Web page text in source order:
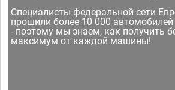
Специалисты федеральной сети
прошили более 10 000
- поэтому мы знаем, как получить
максимум от каждой машины!